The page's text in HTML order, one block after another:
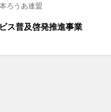
ろうあ連盟
ス普及啓発推進事業